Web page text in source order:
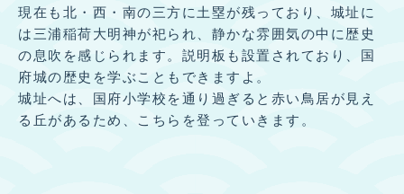
現在も北・西・南の三方に土塁が残っており、城址に
は三浦稲荷大明神が祀られ、静かな雰囲気の中に歴史
の息吹を感じられます。説明板も設置されており、国
府城の歴史を学ぶこともできますよ。
城址へは、国府小学校を通り過ぎると赤い鳥居が見え
る丘があるため、こちらを登っていきます。